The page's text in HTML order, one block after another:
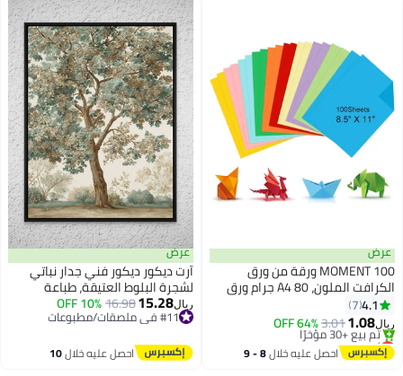
عرض
MOMENT 100 ورقة من ورق
الكرافت الملون، A4 80 جرام ورق
ملون للتزيين والرسم والأوريغامي
والأعمال اليدوية - 10 ألوان متنوعة،
[29.7 سم × 21 سم]
4.1
7
ريال1.08
3.01
64% OFF
أقل سعر في 30 يوم
تم بيع +30 مؤخرًا
أقل سعر في 30 يوم
احصل عليه خلال 8 - 9
عرض
آرت دیکور ديكور فني جدار نباتي
لشجرة البلوط العتيقة، طباعة
جدار طبيعي لغرفة المعيشة وغرفة
ريال15.28
16.98
10% OFF
#11 في ملصقات/مطبوعات
احصل عليه خلال10